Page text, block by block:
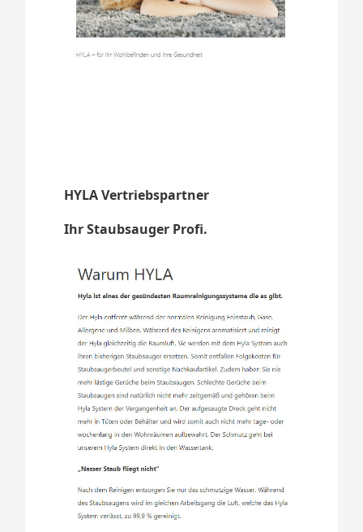
HYLA Vertriebspartner
Ihr Staubsauger Profi.